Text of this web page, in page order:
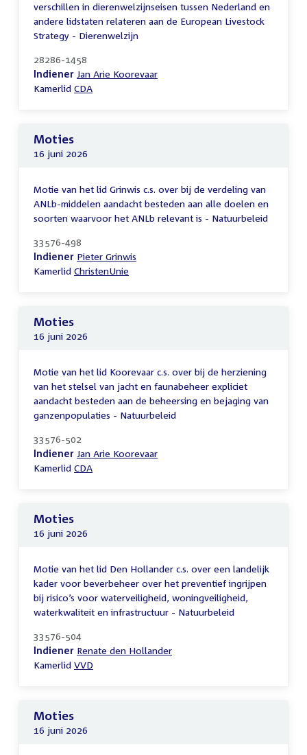
verschillen in dierenwelzijnseisen tussen Nederland en
andere lidstaten relateren aan de European Livestock
Strategy - Dierenwelzijn
28286-1458
Indiener Jan Arie Koorevaar
Kamerlid CDA
Moties
16 juni 2026
Motie van het lid Grinwis c.s. over bij de verdeling van
ANLb-middelen aandacht besteden aan alle doelen en
soorten waarvoor het ANLb relevant is - Natuurbeleid
33576-498
Indiener Pieter Grinwis
Kamerlid ChristenUnie
Moties
16 juni 2026
Motie van het lid Koorevaar c.s. over bij de herziening
van het stelsel van jacht en faunabeheer expliciet
aandacht besteden aan de beheersing en bejaging van
ganzenpopulaties - Natuurbeleid
33576-502
Indiener Jan Arie Koorevaar
Kamerlid CDA
Moties
16 juni 2026
Motie van het lid Den Hollander c.s. over een landelijk
kader voor beverbeheer over het preventief ingrijpen
bij risico’s voor waterveiligheid, woningveiligheid,
waterkwaliteit en infrastructuur - Natuurbeleid
33576-504
Indiener Renate den Hollander
Kamerlid VVD
Moties
16 juni 2026